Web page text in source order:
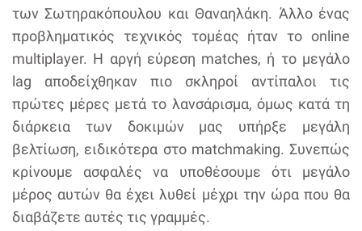
των Σωτηρακόπουλου και Θαναηλάκη. Άλλο ένας
προβληματικός τεχνικός τομέας ήταν το online
multiplayer. Η αργή εύρεση matches, ή το μεγάλο
lag αποδείχθηκαν πιο σκληροί αντίπαλοι τις
πρώτες μέρες μετά το λανσάρισμα, όμως κατά τη
διάρκεια των δοκιμών μας υπήρξε μεγάλη
βελτίωση, ειδικότερα στο matchmaking. Συνεπώς
κρίνουμε ασφαλές να υποθέσουμε ότι μεγάλο
μέρος αυτών θα έχει λυθεί μέχρι την ώρα που θα
διαβάζετε αυτές τις γραμμές.